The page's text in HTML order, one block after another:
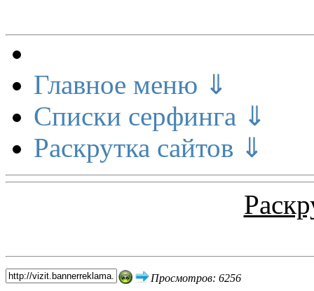
Главное меню ⇓
Списки серфинга ⇓
Раскрутка сайтов ⇓
Просмотров: 6256